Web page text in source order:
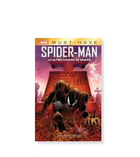
15%
dcto.